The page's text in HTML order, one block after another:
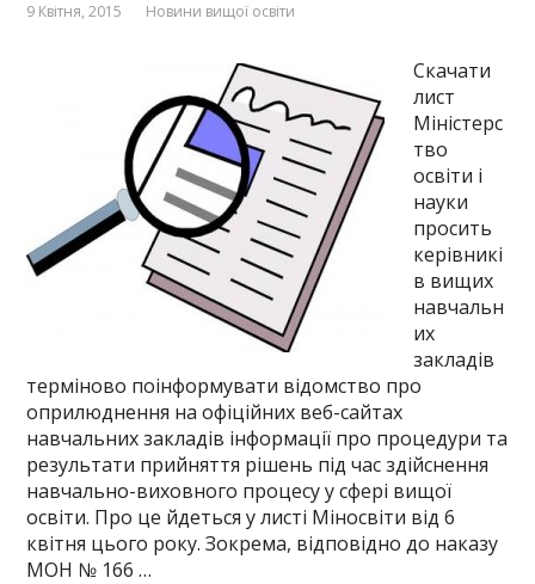
9 Квітня, 2015 Новини вищої освіти
Скачати
лист
Міністерс
тво
освіти і
науки
просить
керівникі
в вищих
навчальн
их
закладів
терміново поінформувати відомство про
оприлюднення на офіційних веб-сайтах
навчальних закладів інформації про процедури та
результати прийняття рішень під час здійснення
навчально-виховного процесу у сфері вищої
освіти. Про це йдеться у листі Міносвіти від 6
квітня цього року. Зокрема, відповідно до наказу
МОН № 166 …